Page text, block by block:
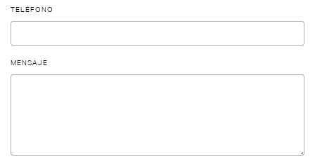
TELÉFONO
MENSAJE